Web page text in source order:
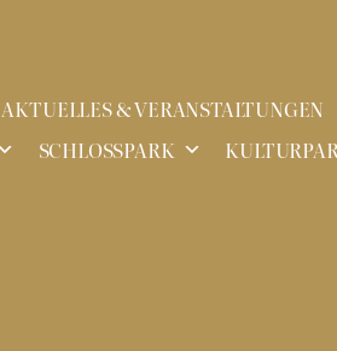
AKTUELLES & VERANSTALTUNGEN
SCHLOSSPARK